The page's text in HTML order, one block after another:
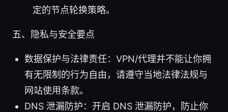
定的节点轮换策略。
五、隐私与安全要点
数据保护与法律责任：VPN/代理并不能让你拥
有无限制的行为自由，请遵守当地法律法规与
网站使用条款。
DNS 泄漏防护：开启 DNS 泄漏防护，防止你